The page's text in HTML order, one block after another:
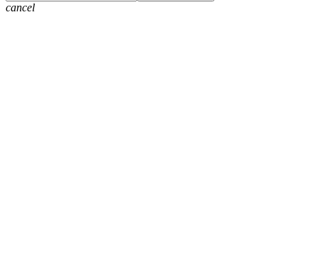
cancel